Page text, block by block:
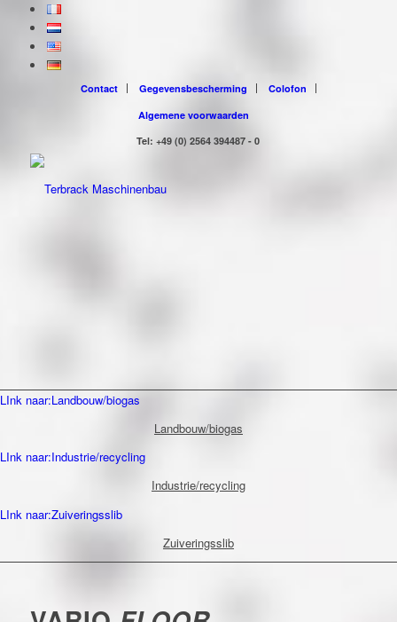
Contact Gegevensbescherming
Colofon
Algemene voorwaarden
Tel: +49 (0) 2564 394487 - 0
LInk naar:Landbouw/biogas
Landbouw/biogas
LInk naar:Industrie/recycling
Industrie/recycling
LInk naar:Zuiveringsslib
Zuiveringsslib